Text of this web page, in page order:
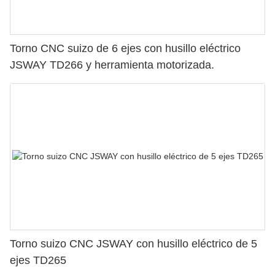
Torno CNC suizo de 6 ejes con husillo eléctrico
JSWAY TD266 y herramienta motorizada.
Torno suizo CNC JSWAY con husillo eléctrico de 5
ejes TD265